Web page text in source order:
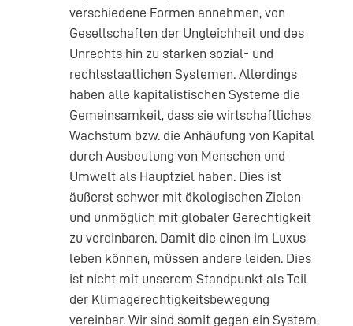
verschiedene Formen annehmen, von
Gesellschaften der Ungleichheit und des
Unrechts hin zu starken sozial- und
rechtsstaatlichen Systemen. Allerdings
haben alle kapitalistischen Systeme die
Gemeinsamkeit, dass sie wirtschaftliches
Wachstum bzw. die Anhäufung von Kapital
durch Ausbeutung von Menschen und
Umwelt als Hauptziel haben. Dies ist
äußerst schwer mit ökologischen Zielen
und unmöglich mit globaler Gerechtigkeit
zu vereinbaren. Damit die einen im Luxus
leben können, müssen andere leiden. Dies
ist nicht mit unserem Standpunkt als Teil
der Klimagerechtigkeitsbewegung
vereinbar. Wir sind somit gegen ein System,